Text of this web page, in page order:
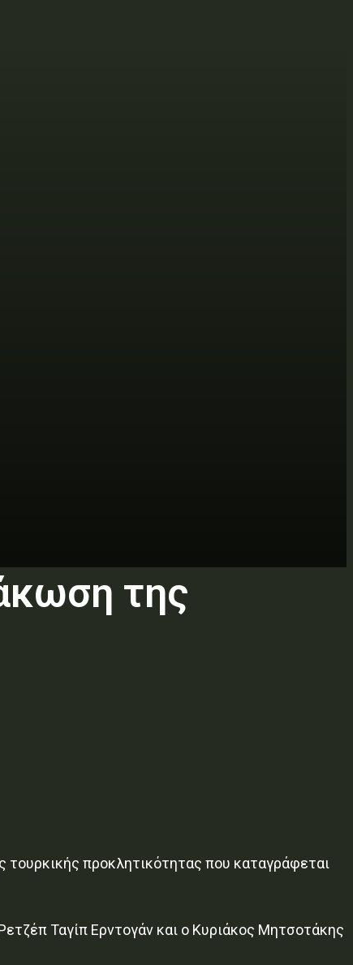
της
προκλητικότητας που καταγράφεται
Ταγίπ Ερντογάν και ο Κυριάκος Μητσοτάκης